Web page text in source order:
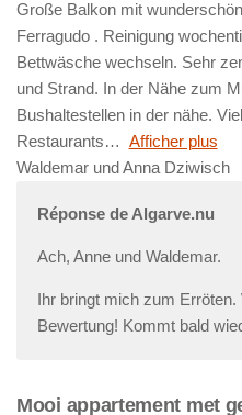
Große Balkon mit
Ferragudo . Reinigung
Bettwäsche wechseln. Sehr
und Strand. In der Nähe zum
Bushaltestellen in der nähe.
Restaurants
Afficher plus
Waldemar und Anna Dziwisch
Réponse de Algarve.nu
Ach, Anne und Waldemar.
Ihr bringt mich zum
Bewertung! Kommt bald
Mooi appartement met